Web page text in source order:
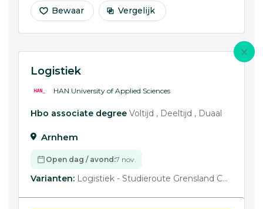
Bewaar Vergelijk
Logistiek
HAN University of Applied Sciences
Hbo associate degree Voltijd Deeltijd Duaal
Arnhem
Open dag / avond:7 nov.
Varianten: Logistiek - Studieroute Grensland College